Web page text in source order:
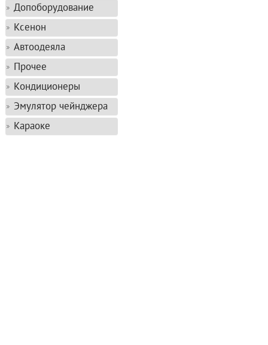
Допоборудование
Ксенон
Автоодеяла
Прочее
Кондиционеры
Эмулятор чейнджера
Караоке